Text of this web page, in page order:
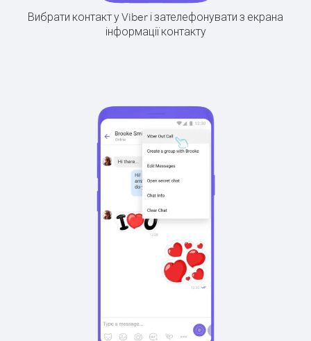
Вибрати контакт у Viber і зателефонувати з екрана
інформації контакту